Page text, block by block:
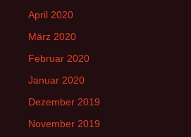
April 2020
März 2020
Februar 2020
Januar 2020
Dezember 2019
November 2019